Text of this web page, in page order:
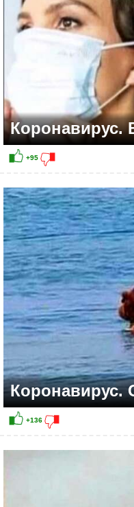
Коронавирус.
Коронавирус.